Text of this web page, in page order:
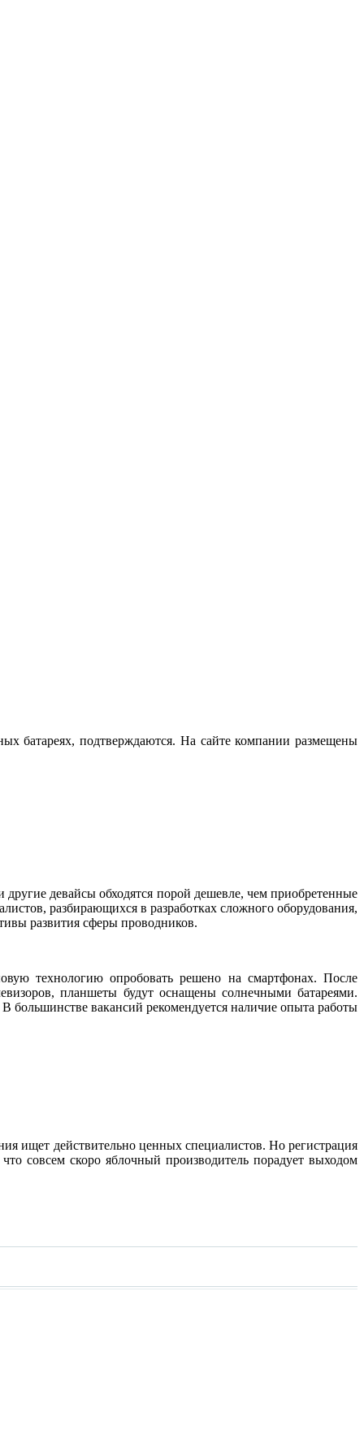
батареях, подтверждаются. На сайте компании размещены
девайсы обходятся порой дешевле, чем приобретенные
разбирающихся в разработках сложного оборудования,
развития сферы проводников.
технологию опробовать решено на смартфонах. После
планшеты будут оснащены солнечными батареями.
большинстве вакансий рекомендуется наличие опыта работы
ищет действительно ценных специалистов. Но регистрация
совсем скоро яблочный производитель порадует выходом